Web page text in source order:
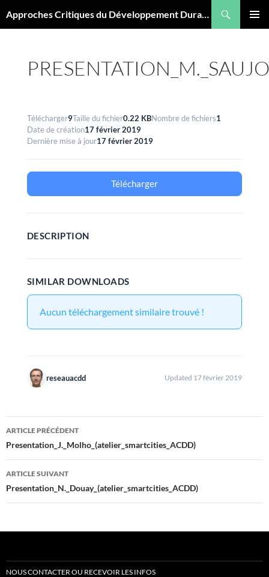
au
Approches Critiques du Développement Durable
Télécharger9Taille du fichier0.22 KBNombre de fichiers1
Date de création17 février 2019
Dernière mise à jour17 février 2019
Télécharger
DESCRIPTION
SIMILAR DOWNLOADS
Aucun téléchargement similaire trouvé !
reseauacdd Updated 17 février 2019
Navigation
des
articles
ARTICLE PRÉCÉDENT
Presentation_J._Molho_(atelier_smartcities_ACDD)
ARTICLE SUIVANT
Presentation_N._Douay_(atelier_smartcities_ACDD)
NOUS CONTACTER OU RECEVOIR LES INFOS